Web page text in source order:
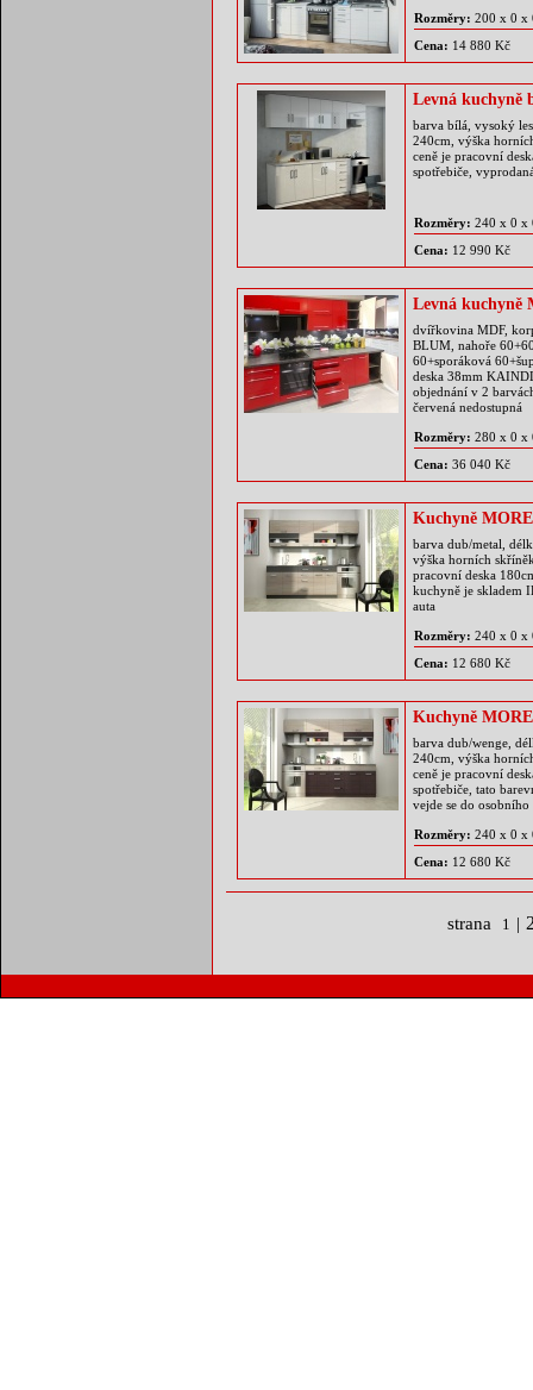
Rozměry: 200 x 0 x
Cena: 14 880 Kč
Levná kuchyně
barva bílá, vysoký
240cm, výška
ceně je pracovní
spotřebiče,
Rozměry: 240 x 0 x
Cena: 12 990 Kč
Levná kuchyně
dvířkovina MDF,
BLUM, nahoře
60+sporáková
deska 38mm
objednání v 2
červená nedostupná
Rozměry: 280 x 0 x
Cena: 36 040 Kč
Kuchyně
barva dub/metal,
výška horních
pracovní deska
kuchyně je skladem
auta
Rozměry: 240 x 0 x
Cena: 12 680 Kč
Kuchyně
barva dub/wenge,
240cm, výška
ceně je pracovní
spotřebiče, tato
vejde se do osobního
Rozměry: 240 x 0 x
Cena: 12 680 Kč
strana 1 |